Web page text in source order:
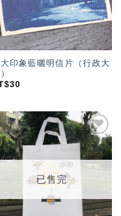
印象藍曬明信片（行政大
30
加入
「願
望輕
已售完